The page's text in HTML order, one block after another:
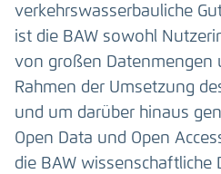
verkehrswasserbauliche
ist die BAW sowohl
von großen Datenmengen
Rahmen der Umsetzung
und um darüber hinaus
Open Data und Open
die BAW